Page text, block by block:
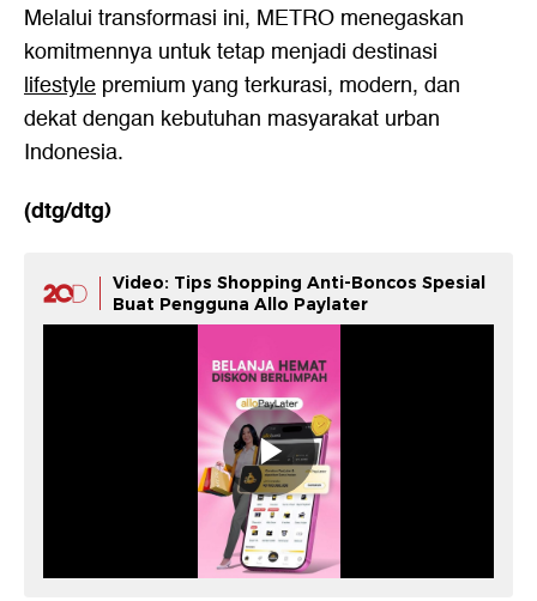
Melalui transformasi ini, METRO menegaskan
komitmennya untuk tetap menjadi destinasi
lifestyle premium yang terkurasi, modern, dan
dekat dengan kebutuhan masyarakat urban
Indonesia.
(dtg/dtg)
Video: Tips Shopping Anti-Boncos Spesial
Buat Pengguna Allo Paylater